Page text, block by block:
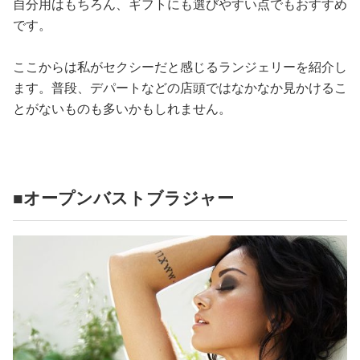
自分用はもちろん、ギフトにも選びやすい点でもおすすめ
です。
ここからは私がセクシーだと感じるランジェリーを紹介し
ます。普段、デパートなどの店頭ではなかなか見かけるこ
とがないものも多いかもしれません。
■オープンバストブラジャー